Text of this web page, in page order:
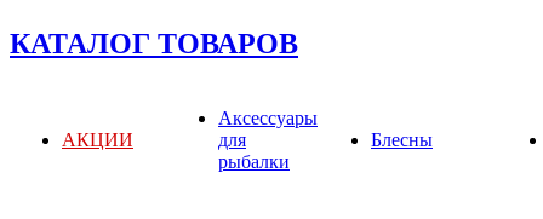
КАТАЛОГ ТОВАРОВ
АКЦИИ
Аксессуары
для
рыбалки
Блесны